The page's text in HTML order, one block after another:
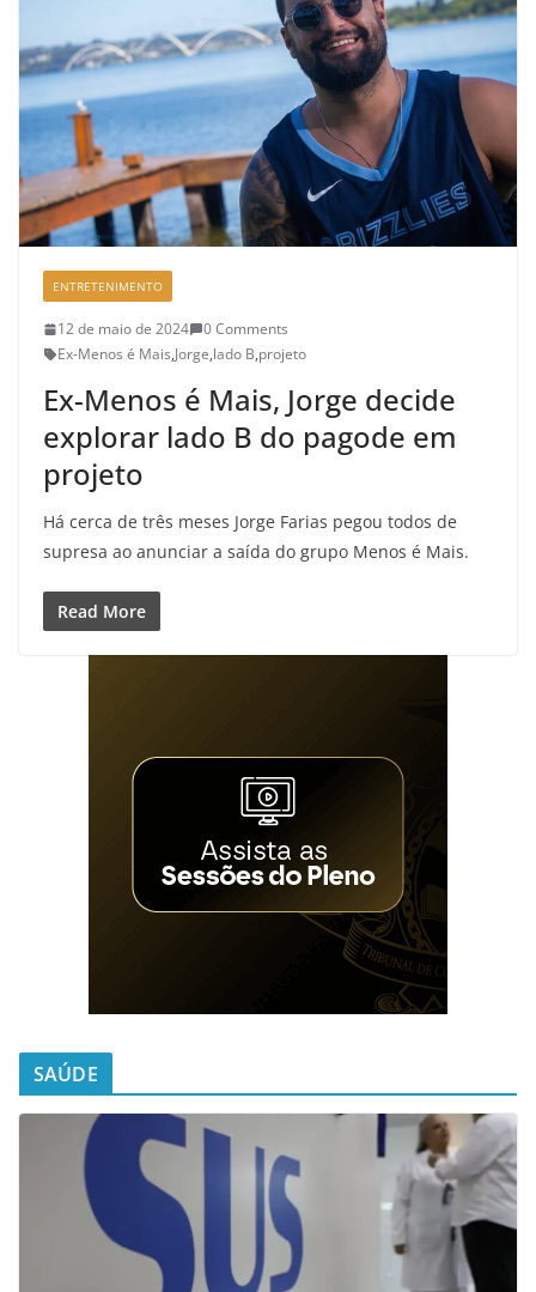
ENTRETENIMENTO
12 de maio de 2024
0 Comments
Ex-Menos é Mais,Jorge,lado B,projeto
Ex-Menos é Mais, Jorge decide
explorar lado B do pagode em
projeto
Há cerca de três meses Jorge Farias pegou todos de
supresa ao anunciar a saída do grupo Menos é Mais.
Read More
SAÚDE